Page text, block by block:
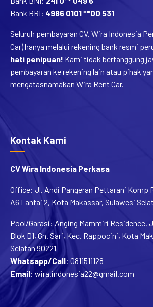
Bank BRI: 4986 0101 **00 531
Seluruh pembayaran CV. Wira Indonesia
Car) hanya melalui rekening bank resmi
hati penipuan!Kami tidak bertanggung
pembayaran ke rekening lain atau pihak
mengatasnamakan Wira Rent Car.
Kontak Kami
CV Wira Indonesia Perkasa
Office: Jl. Andi Pangeran Pettarani Komp
A6 Lantai 2, Kota Makassar, Sulawesi
Blok D1, Gn. Sari, Kec. Rappocini, Kota
Selatan 90221
Whatsapp/Call
Email:wira.indonesia22@gmail.com